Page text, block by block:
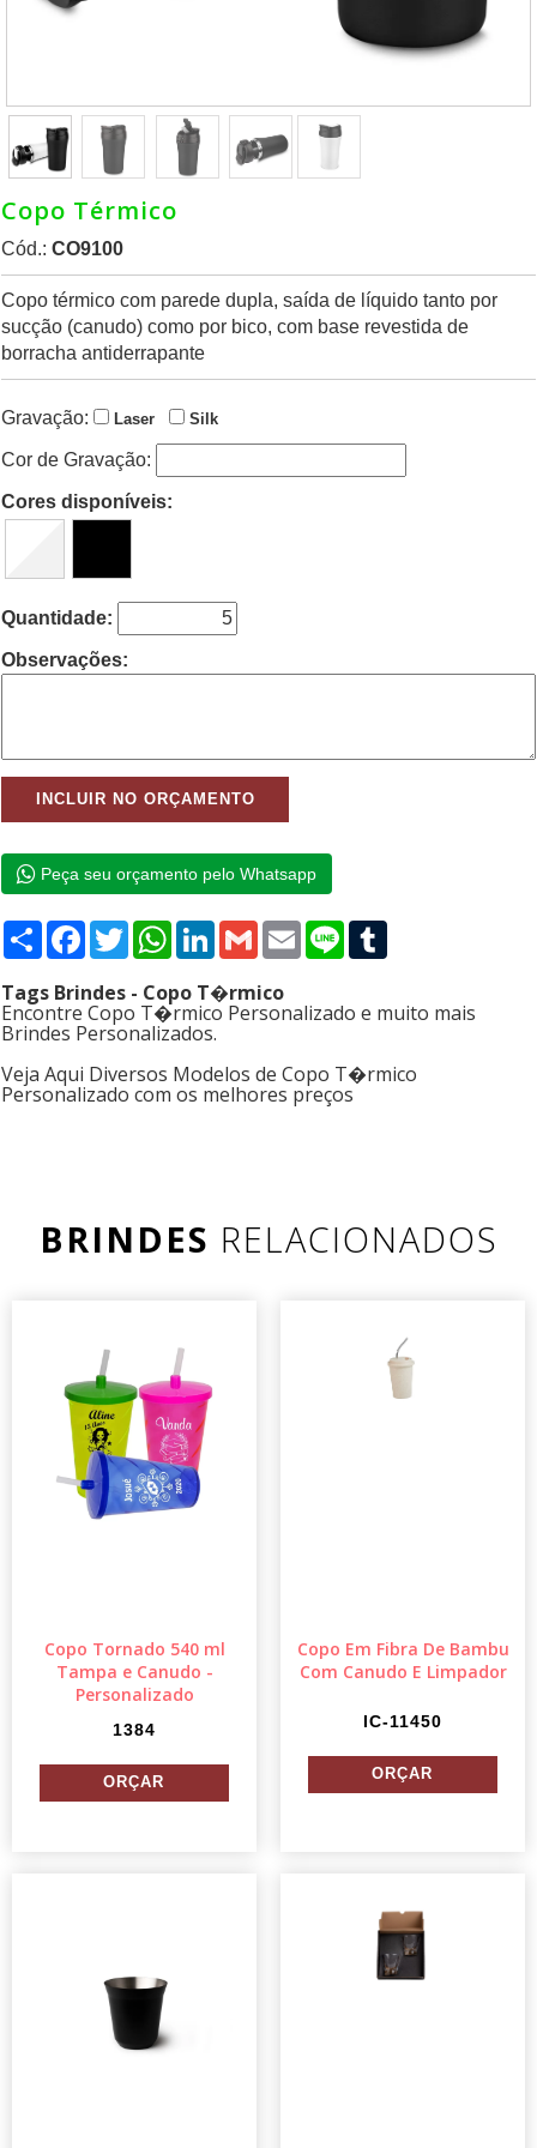
Copo Térmico
Cód.: CO9100
Copo térmico com parede dupla, saída de líquido tanto por
sucção (canudo) como por bico, com base revestida de
borracha antiderrapante
Gravação: Laser Silk
Cor de Gravação:
Cores disponíveis:
Quantidade:
Observações:
Peça seu orçamento pelo Whatsapp
Compartilhar
Facebook
TwitterWhatsApp
LinkedIn
GmailEmailLine
Tags Brindes - Copo T�rmico
Encontre Copo T�rmico Personalizado e muito mais
Brindes Personalizados.
Veja Aqui Diversos Modelos de Copo T�rmico
Personalizado com os melhores preços
BRINDES RELACIONADOS
Copo Tornado 540 ml
Tampa e Canudo -
Personalizado
1384
Copo Em Fibra De Bambu
Com Canudo E Limpador
IC-11450